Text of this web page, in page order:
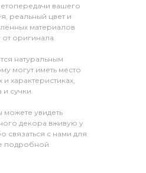
вашего
реальный цвет и
материалов
от оригинала.
натуральным
могут иметь место
и характеристиках,
и сучки.
можете увидеть
декора вживую у
связаться с нами для
подробной